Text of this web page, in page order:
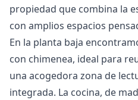
propiedad que combina la
con amplios espacios
En la planta baja
con chimenea, ideal para
una acogedora zona de
integrada. La cocina, de